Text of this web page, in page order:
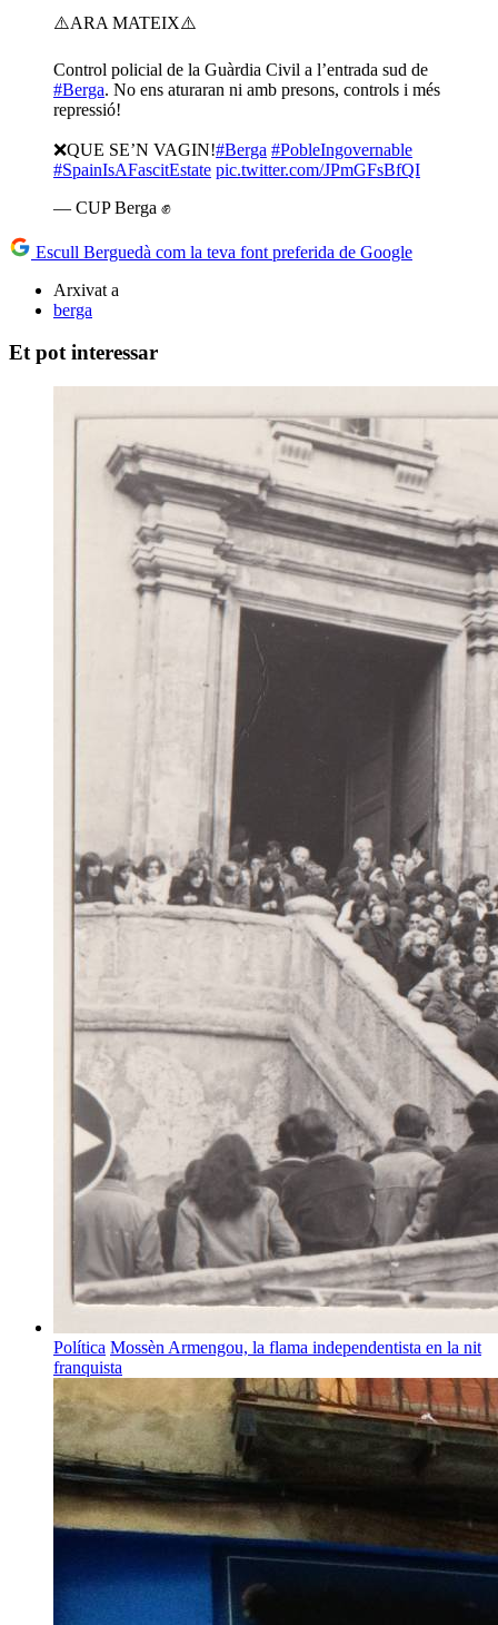
⚠️ARA MATEIX⚠️
Control policial de la Guàrdia Civil a l’entrada sud de
#Berga. No ens aturaran ni amb presons, controls i més
repressió!
❌QUE SE’N VAGIN!#Berga #PobleIngovernable
#SpainIsAFascitEstate pic.twitter.com/JPmGFsBfQI
— CUP Berga ✊
Escull Berguedà com la teva font preferida de Google
Arxivat a
berga
Et pot interessar
Política Mossèn Armengou, la flama independentista en la nit
franquista